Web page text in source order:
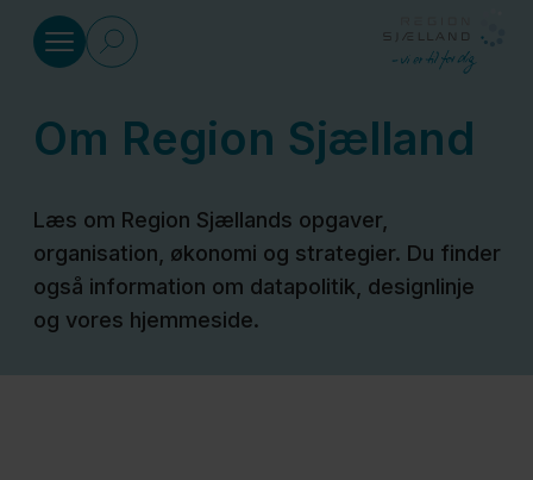
Sundhed
Social
Klima
Om Region Sjælland
Læs om Region Sjællands opgaver,
organisation, økonomi og strategier. Du finder
også information om datapolitik, designlinje
og vores hjemmeside.